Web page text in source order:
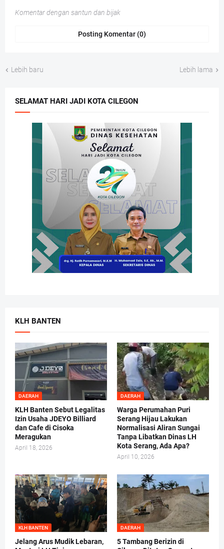
Komentar dengan santun dan bijak
Posting Komentar (0)
Lebih baru Lebih lama
SELAMAT HARI JADI KOTA CILEGON
KLH BANTEN
DAERAH
KLH Banten Sebut Legalitas
Izin Usaha JDEYO Billiard
dan Cafe di Cisoka
Meragukan
April 18, 2026
DAERAH
Warga Perumahan Puri
Serang Hijau Lakukan
Normalisasi Aliran Sungai
Tanpa Libatkan Dinas LH
Kota Serang, Ada Apa?
April 10, 2026
KLH BANTEN
Jelang Arus Mudik Lebaran,
DAERAH
5 Tambang Berizin di